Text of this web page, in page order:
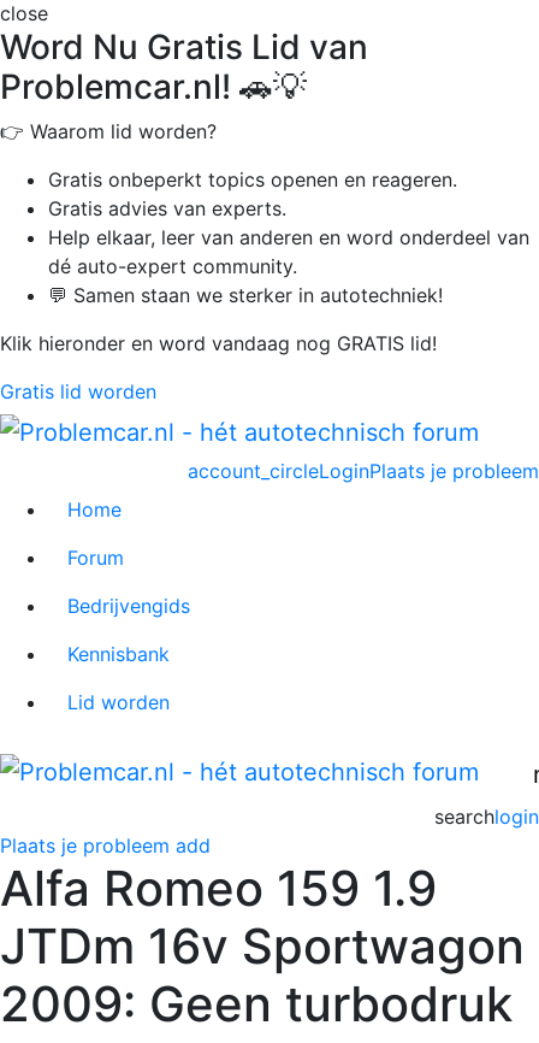
close
Word Nu Gratis Lid van
Problemcar.nl! 🚗💡
👉 Waarom lid worden?
Gratis onbeperkt topics openen en reageren.
Gratis advies van experts.
Help elkaar, leer van anderen en word onderdeel van
dé auto-expert community.
💬 Samen staan we sterker in autotechniek!
Klik hieronder en word vandaag nog GRATIS lid!
Gratis lid worden
Plaats je probleem
account_circleLogin
Home
Forum
Bedrijvengids
Kennisbank
Lid worden
login
search
Plaats je probleem add
Alfa Romeo 159 1.9
JTDm 16v Sportwagon
2009: Geen turbodruk